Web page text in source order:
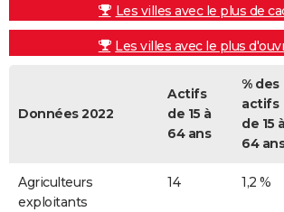
Les villes avec le plus de
Les villes avec le plus
Données 2022
Actifs
de 15 à
64 ans
% des
actifs
de 15 à
64 ans
Agriculteurs
exploitants
14 1,2 %